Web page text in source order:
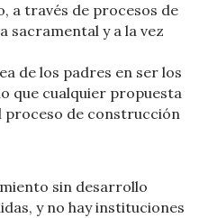
a través de procesos de
sacramental y a la vez
de los padres en ser los
que cualquier propuesta
proceso de construcción
sin desarrollo
y no hay instituciones